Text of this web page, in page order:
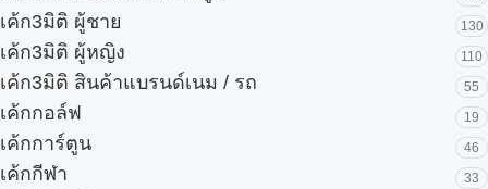
เค้ก3มิติ ผู้ชาย 130
เค้ก3มิติ ผู้หญิง 110
เค้ก3มิติ สินค้าแบรนด์เนม / รถ 55
เค้กกอล์ฟ 19
เค้กการ์ตูน 46
เค้กกีฬา 33